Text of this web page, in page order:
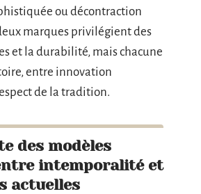
ou décontraction
marques privilégient des
et la durabilité, mais chacune
entre innovation
de la tradition.
des modèles
intemporalité et
actuelles